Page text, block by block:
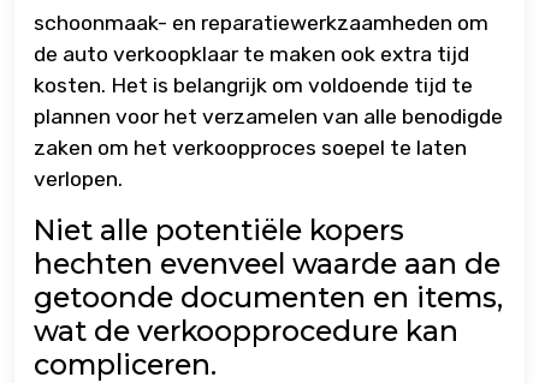
schoonmaak- en reparatiewerkzaamheden om
de auto verkoopklaar te maken ook extra tijd
kosten. Het is belangrijk om voldoende tijd te
plannen voor het verzamelen van alle benodigde
zaken om het verkoopproces soepel te laten
verlopen.
Niet alle potentiële kopers
hechten evenveel waarde aan de
getoonde documenten en items,
wat de verkoopprocedure kan
compliceren.